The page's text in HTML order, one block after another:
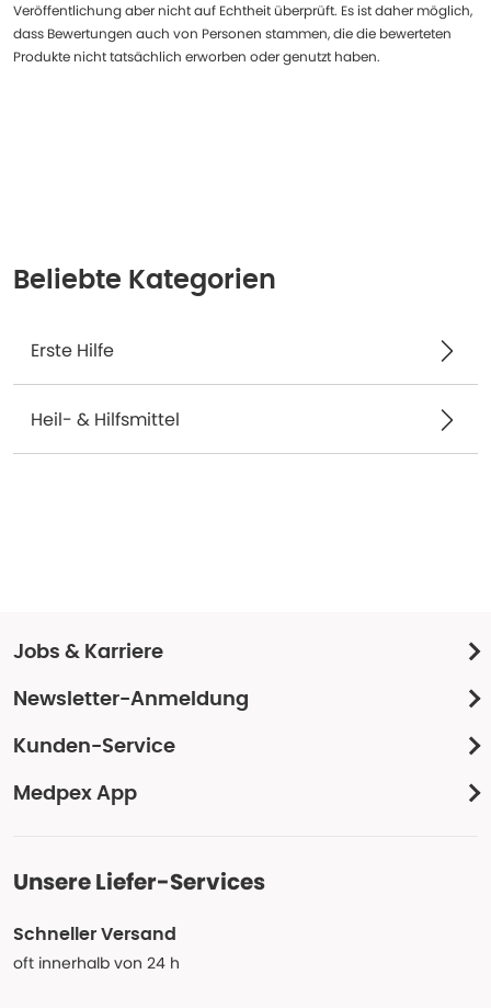
Veröffentlichung aber nicht auf Echtheit überprüft. Es ist daher möglich,
dass Bewertungen auch von Personen stammen, die die bewerteten
Produkte nicht tatsächlich erworben oder genutzt haben.
Beliebte Kategorien
Erste Hilfe
Heil- & Hilfsmittel
Jobs & Karriere
Newsletter-Anmeldung
Kunden-Service
Medpex App
Unsere Liefer-Services
Schneller Versand
oft innerhalb von 24 h